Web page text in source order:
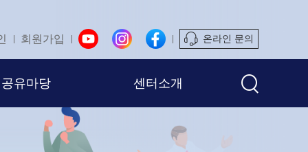
회원가입 온라인 문의
공유마당 센터소개